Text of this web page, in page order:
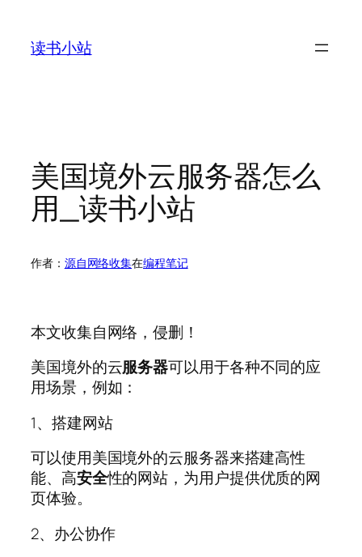
读书小站
美国境外云服务器怎么
用_读书小站
作者： 源自网络收集在编程笔记
本文收集自网络，侵删！
美国境外的云服务器可以用于各种不同的应
用场景，例如：
1、搭建网站
可以使用美国境外的云服务器来搭建高性
能、高安全性的网站，为用户提供优质的网
页体验。
2、办公协作